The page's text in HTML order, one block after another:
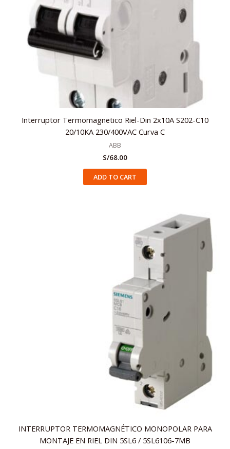
Interruptor Termomagnetico Riel-Din 2x10A S202-C10
20/10KA 230/400VAC Curva C
ABB
S/68.00
ADD TO CART
INTERRUPTOR TERMOMAGNÉTICO MONOPOLAR PARA
MONTAJE EN RIEL DIN 5SL6 / 5SL6106-7MB